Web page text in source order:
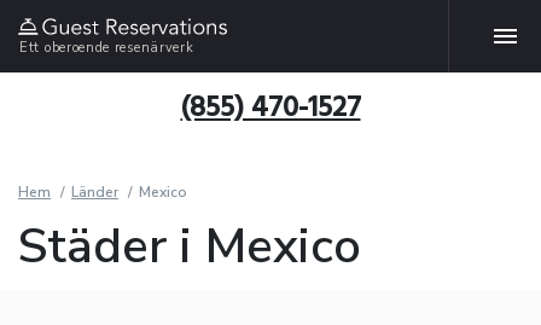
Ett oberoende resenärverk
(855) 470-1527
Hem Länder Mexico
Städer i Mexico